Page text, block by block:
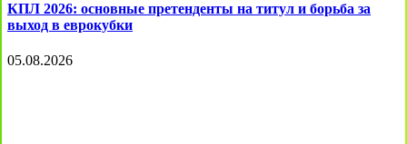
КПЛ 2026: основные претенденты на титул и борьба за
выход в еврокубки
05.08.2026